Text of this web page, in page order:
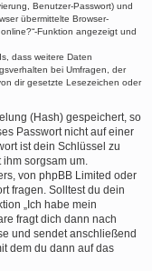
Benutzer-Passwort) und
übermittelte Browser-
Funktion angezeigt und
dass weitere Daten
bei Umfragen, der
dir gesetzte Lesezeichen oder
(Hash) gespeichert, so
Passwort nicht auf einer
ist dein Schlüssel zu
sorgsam um.
von phpBB Limited oder
fragen. Solltest du dein
„Ich habe mein
fragt dich dann nach
und sendet anschließend
dem du dann auf das